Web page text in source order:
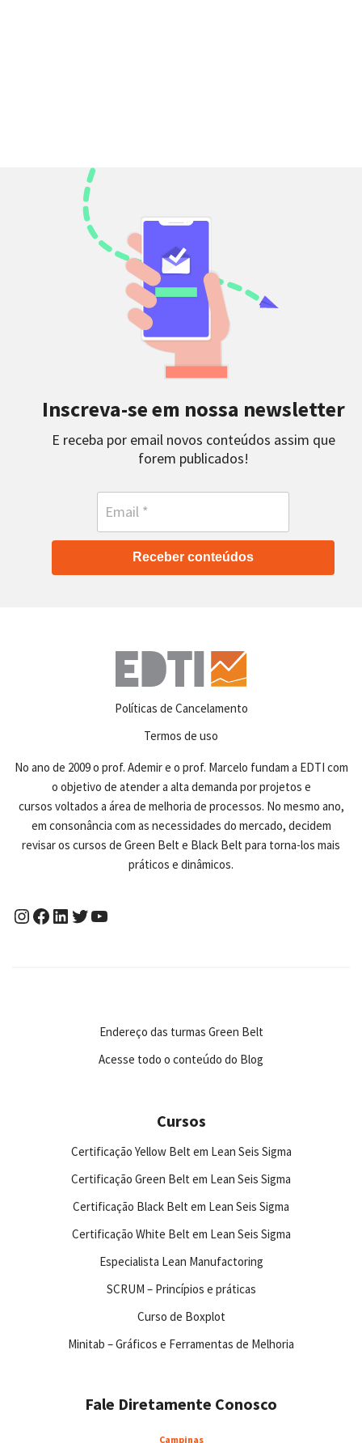
Inscreva-se em nossa newsletter
E receba por email novos conteúdos assim que
forem publicados!
Receber conteúdos
Políticas de Cancelamento
Termos de uso
No ano de 2009 o prof. Ademir e o prof. Marcelo fundam a EDTI com
o objetivo de atender a alta demanda por projetos e
cursos voltados a área de melhoria de processos. No mesmo ano,
em consonância com as necessidades do mercado, decidem
revisar os cursos de Green Belt e Black Belt para torna-los mais
práticos e dinâmicos.
Endereço das turmas Green Belt
Acesse todo o conteúdo do Blog
Cursos
Certificação Yellow Belt em Lean Seis Sigma
Certificação Green Belt em Lean Seis Sigma
Certificação Black Belt em Lean Seis Sigma
Certificação White Belt em Lean Seis Sigma
Especialista Lean Manufactoring
SCRUM – Princípios e práticas
Curso de Boxplot
Minitab – Gráficos e Ferramentas de Melhoria
Fale Diretamente Conosco
Campinas